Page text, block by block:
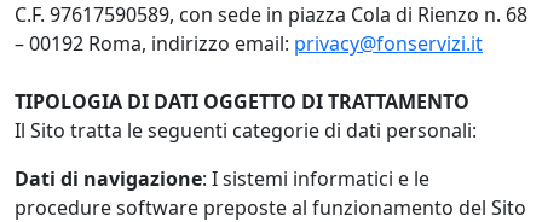
C.F. 97617590589, con sede in piazza Cola di Rienzo n. 68
– 00192 Roma, indirizzo email: privacy@fonservizi.it
TIPOLOGIA DI DATI OGGETTO DI TRATTAMENTO
Il Sito tratta le seguenti categorie di dati personali:
Dati di navigazione: I sistemi informatici e le
procedure software preposte al funzionamento del Sito